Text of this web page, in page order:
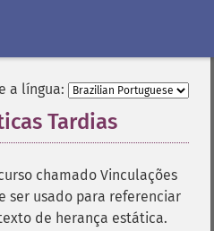
a língua:
Tardias
chamado Vinculações
ser usado para referenciar
de herança estática.